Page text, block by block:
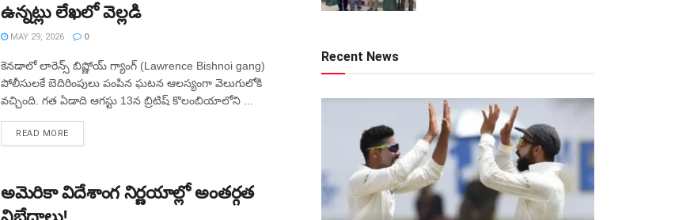
ఉన్నట్లు లేఖలో వెల్లడి
MAY 29, 2026 0
కెనడాలో లారెన్స్ బిష్ణోయ్ గ్యాంగ్‌ (Lawrence Bishnoi gang)
పోలీసులకే బెదిరింపులు పంపిన ఘటన ఆలస్యంగా వెలుగులోకి
వచ్చింది. గత ఏడాది ఆగస్టు 13న బ్రిటిష్ కొలంబియాలోని ...
READ MORE
అమెరికా విదేశాంగ నిర్ణయాల్లో అంతర్గత
Recent News